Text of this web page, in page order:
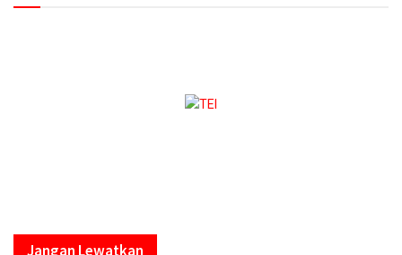
Jangan Lewatkan